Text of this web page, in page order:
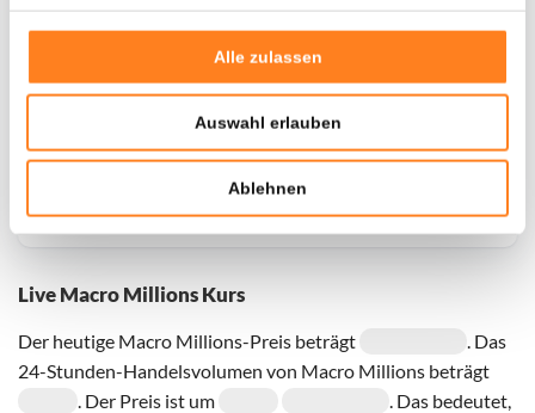
Alle zulassen
Auswahl erlauben
Ablehnen
Live Macro Millions Kurs
Der heutige Macro Millions-Preis beträgt
. Das
24-Stunden-Handelsvolumen von Macro Millions beträgt
. Der Preis ist um
. Das bedeutet,
opgehaald, probeer het later opnieuw.